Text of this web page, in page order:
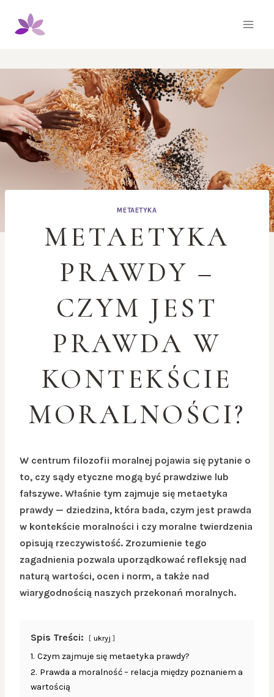
METAETYKA
METAETYKA
PRAWDY –
CZYM JEST
PRAWDA W
KONTEKŚCIE
MORALNOŚCI?
W centrum filozofii moralnej pojawia się pytanie o
to, czy sądy etyczne mogą być prawdziwe lub
fałszywe. Właśnie tym zajmuje się metaetyka
prawdy — dziedzina, która bada, czym jest prawda
w kontekście moralności i czy moralne twierdzenia
opisują rzeczywistość. Zrozumienie tego
zagadnienia pozwala uporządkować refleksję nad
naturą wartości, ocen i norm, a także nad
wiarygodnością naszych przekonań moralnych.
Spis Treści: ukryj
1. Czym zajmuje się metaetyka prawdy?
2. Prawda a moralność – relacja między poznaniem a
wartością